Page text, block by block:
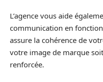
L’agence vous aide
communication en
assure la cohérence de
votre image de marque
renforcée.